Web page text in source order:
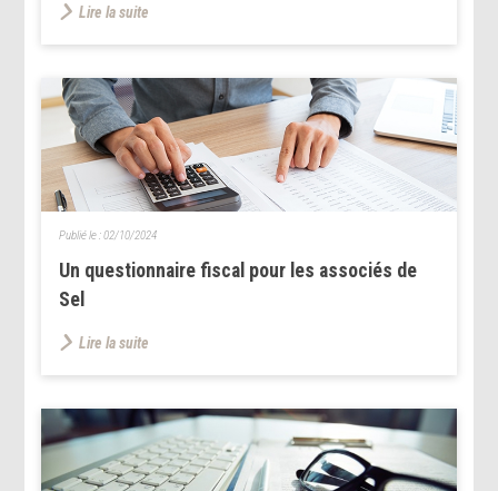
Lire la suite
Un questionnaire fiscal pour les associés de
Sel
Publié le :02/10/2024
Lire la suite